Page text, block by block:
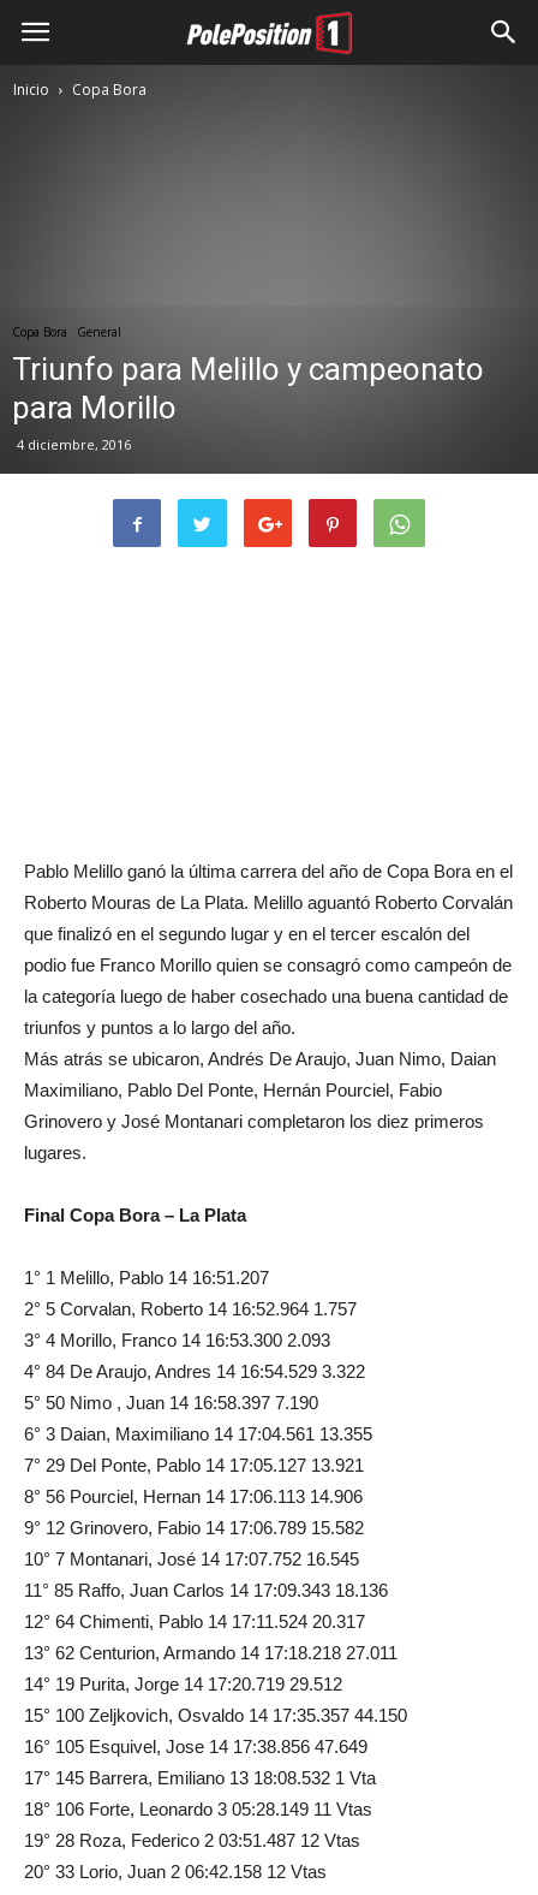
Inicio Copa Bora
Copa Bora General
Triunfo para Melillo y campeonato
para Morillo
4 diciembre, 2016
Pablo Melillo ganó la última carrera del año de Copa Bora en el
Roberto Mouras de La Plata. Melillo aguantó Roberto Corvalán
que finalizó en el segundo lugar y en el tercer escalón del
podio fue Franco Morillo quien se consagró como campeón de
la categoría luego de haber cosechado una buena cantidad de
triunfos y puntos a lo largo del año.
Más atrás se ubicaron, Andrés De Araujo, Juan Nimo, Daian
Maximiliano, Pablo Del Ponte, Hernán Pourciel, Fabio
Grinovero y José Montanari completaron los diez primeros
lugares.
Final Copa Bora – La Plata
1° 1 Melillo, Pablo 14 16:51.207
2° 5 Corvalan, Roberto 14 16:52.964 1.757
3° 4 Morillo, Franco 14 16:53.300 2.093
4° 84 De Araujo, Andres 14 16:54.529 3.322
5° 50 Nimo , Juan 14 16:58.397 7.190
6° 3 Daian, Maximiliano 14 17:04.561 13.355
7° 29 Del Ponte, Pablo 14 17:05.127 13.921
8° 56 Pourciel, Hernan 14 17:06.113 14.906
9° 12 Grinovero, Fabio 14 17:06.789 15.582
10° 7 Montanari, José 14 17:07.752 16.545
11° 85 Raffo, Juan Carlos 14 17:09.343 18.136
12° 64 Chimenti, Pablo 14 17:11.524 20.317
13° 62 Centurion, Armando 14 17:18.218 27.011
14° 19 Purita, Jorge 14 17:20.719 29.512
15° 100 Zeljkovich, Osvaldo 14 17:35.357 44.150
16° 105 Esquivel, Jose 14 17:38.856 47.649
17° 145 Barrera, Emiliano 13 18:08.532 1 Vta
18° 106 Forte, Leonardo 3 05:28.149 11 Vtas
19° 28 Roza, Federico 2 03:51.487 12 Vtas
20° 33 Lorio, Juan 2 06:42.158 12 Vtas